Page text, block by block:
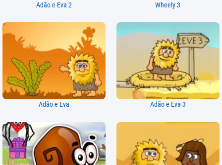
Adão e Eva 2 Wheely 3
Adão e Eva Adão e Eva 3